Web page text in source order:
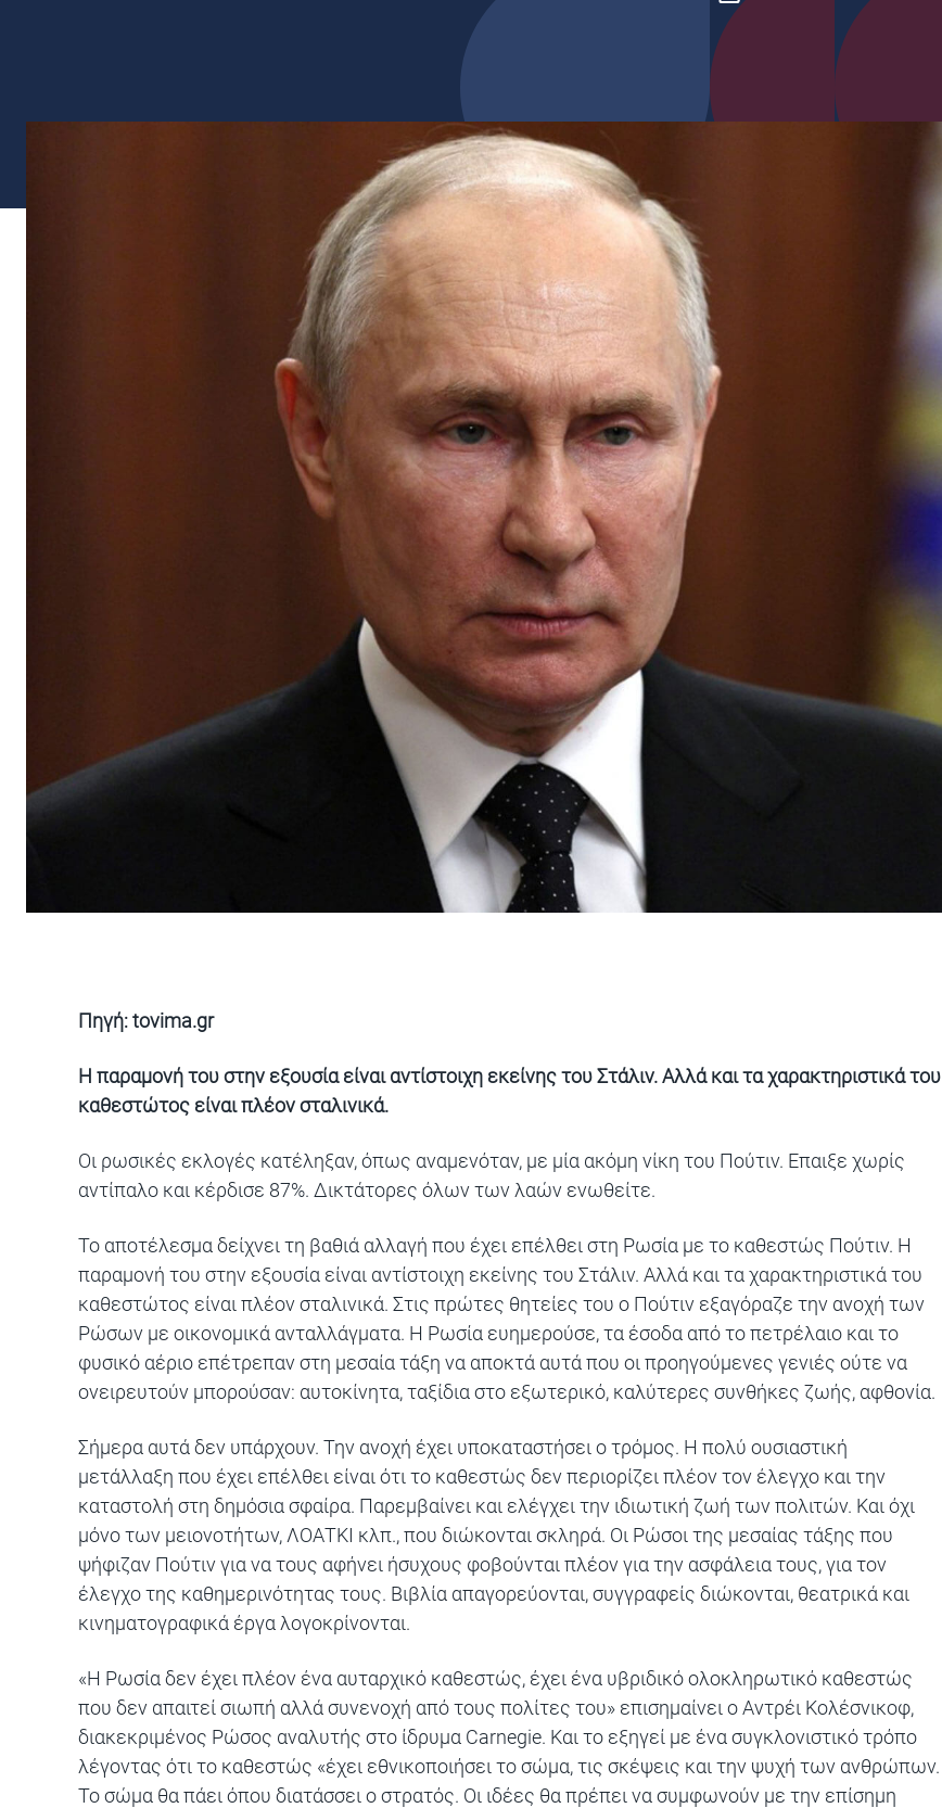
Πηγή:tovima.gr
Η παραμονή του στην εξουσία είναι αντίστοιχη εκείνης του Στάλιν. Αλλά και τα χαρακτηριστικά του
καθεστώτος είναι πλέον σταλινικά.
Οι ρωσικές εκλογές κατέληξαν, όπως αναμενόταν, με μία ακόμη νίκη του Πούτιν. Επαιξε χωρίς
αντίπαλο και κέρδισε 87%. Δικτάτορες όλων των λαών ενωθείτε.
Το αποτέλεσμα δείχνει τη βαθιά αλλαγή που έχει επέλθει στη Ρωσία με το καθεστώς Πούτιν. Η
παραμονή του στην εξουσία είναι αντίστοιχη εκείνης του Στάλιν. Αλλά και τα χαρακτηριστικά του
καθεστώτος είναι πλέον σταλινικά. Στις πρώτες θητείες του ο Πούτιν εξαγόραζε την ανοχή των
Ρώσων με οικονομικά ανταλλάγματα. Η Ρωσία ευημερούσε, τα έσοδα από το πετρέλαιο και το
φυσικό αέριο επέτρεπαν στη μεσαία τάξη να αποκτά αυτά που οι προηγούμενες γενιές ούτε να
ονειρευτούν μπορούσαν: αυτοκίνητα, ταξίδια στο εξωτερικό, καλύτερες συνθήκες ζωής, αφθονία.
Σήμερα αυτά δεν υπάρχουν. Την ανοχή έχει υποκαταστήσει ο τρόμος. Η πολύ ουσιαστική
μετάλλαξη που έχει επέλθει είναι ότι το καθεστώς δεν περιορίζει πλέον τον έλεγχο και την
καταστολή στη δημόσια σφαίρα. Παρεμβαίνει και ελέγχει την ιδιωτική ζωή των πολιτών. Και όχι
μόνο των μειονοτήτων, ΛΟΑΤΚΙ κλπ., που διώκονται σκληρά. Οι Ρώσοι της μεσαίας τάξης που
ψήφιζαν Πούτιν για να τους αφήνει ήσυχους φοβούνται πλέον για την ασφάλεια τους, για τον
έλεγχο της καθημερινότητας τους. Βιβλία απαγορεύονται, συγγραφείς διώκονται, θεατρικά και
κινηματογραφικά έργα λογοκρίνονται.
«Η Ρωσία δεν έχει πλέον ένα αυταρχικό καθεστώς, έχει ένα υβριδικό ολοκληρωτικό καθεστώς
που δεν απαιτεί σιωπή αλλά συνενοχή από τους πολίτες του» επισημαίνει ο Αντρέι Κολέσνικοφ,
διακεκριμένος Ρώσος αναλυτής στο ίδρυμα Carnegie. Και το εξηγεί με ένα συγκλονιστικό τρόπο
λέγοντας ότι το καθεστώς «έχει εθνικοποιήσει το σώμα, τις σκέψεις και την ψυχή των ανθρώπων.
Το σώμα θα πάει όπου διατάσσει ο στρατός. Οι ιδέες θα πρέπει να συμφωνούν με την επίσημη